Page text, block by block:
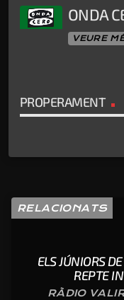
ONDA
VEURE
PROPERAMENT
RELACIONATS
ELS JÚNIORS
REPTE
RÀDIO